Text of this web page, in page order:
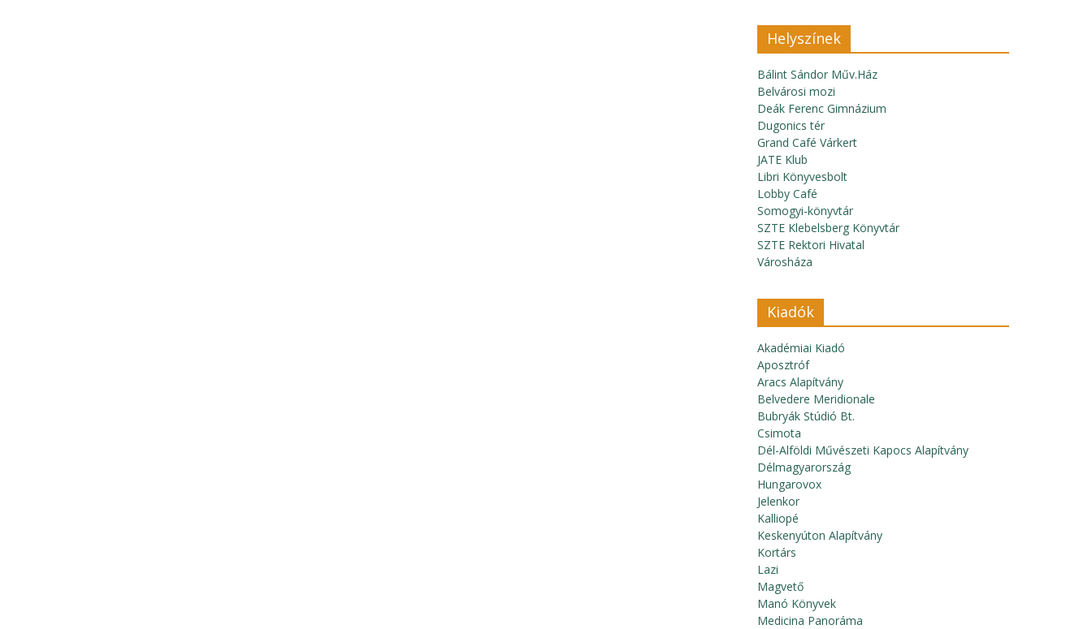
Helyszínek
Bálint Sándor Műv.Ház
Belvárosi mozi
Deák Ferenc Gimnázium
Dugonics tér
Grand Café Várkert
JATE Klub
Libri Könyvesbolt
Lobby Café
Somogyi-könyvtár
SZTE Klebelsberg Könyvtár
SZTE Rektori Hivatal
Városháza
Kiadók
Akadémiai Kiadó
Aposztróf
Aracs Alapítvány
Belvedere Meridionale
Bubryák Stúdió Bt.
Csimota
Dél-Alföldi Művészeti Kapocs Alapítvány
Délmagyarország
Hungarovox
Jelenkor
Kalliopé
Keskenyúton Alapítvány
Kortárs
Lazi
Magvető
Manó Könyvek
Medicina Panoráma